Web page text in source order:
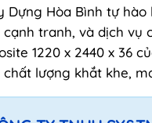
Dựng Hòa Bình tự
tranh, và dịch vụ
1220 x 2440 x 36
chất lượng khắt khe,